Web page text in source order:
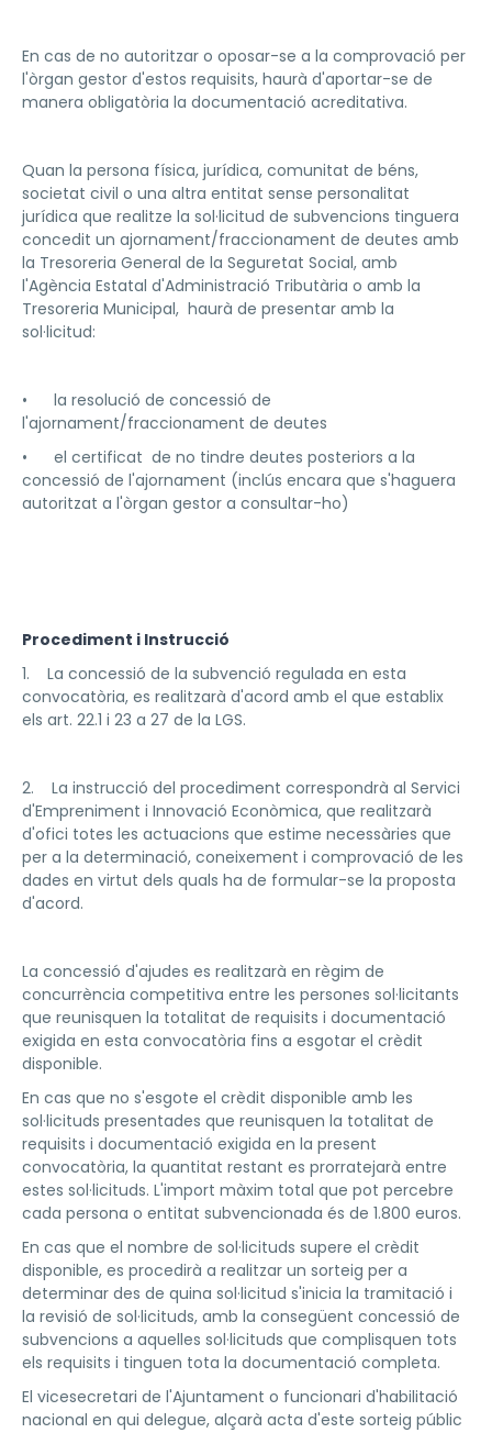
En cas de no autoritzar o oposar-se a la comprovació per
l'òrgan gestor d'estos requisits, haurà d'aportar-se de
manera obligatòria la documentació acreditativa.
Quan la persona física, jurídica, comunitat de béns,
societat civil o una altra entitat sense personalitat
jurídica que realitze la sol·licitud de subvencions tinguera
concedit un ajornament/fraccionament de deutes amb
la Tresoreria General de la Seguretat Social, amb
l'Agència Estatal d'Administració Tributària o amb la
Tresoreria Municipal, haurà de presentar amb la
sol·licitud:
• la resolució de concessió de
l'ajornament/fraccionament de deutes
• el certificat de no tindre deutes posteriors a la
concessió de l'ajornament (inclús encara que s'haguera
autoritzat a l'òrgan gestor a consultar-ho)
Procediment i Instrucció
1. La concessió de la subvenció regulada en esta
convocatòria, es realitzarà d'acord amb el que establix
els art. 22.1 i 23 a 27 de la LGS.
2. La instrucció del procediment correspondrà al Servici
d'Empreniment i Innovació Econòmica, que realitzarà
d'ofici totes les actuacions que estime necessàries que
per a la determinació, coneixement i comprovació de les
dades en virtut dels quals ha de formular-se la proposta
d'acord.
La concessió d'ajudes es realitzarà en règim de
concurrència competitiva entre les persones sol·licitants
que reunisquen la totalitat de requisits i documentació
exigida en esta convocatòria fins a esgotar el crèdit
disponible.
En cas que no s'esgote el crèdit disponible amb les
sol·licituds presentades que reunisquen la totalitat de
requisits i documentació exigida en la present
convocatòria, la quantitat restant es prorratejarà entre
estes sol·licituds. L'import màxim total que pot percebre
cada persona o entitat subvencionada és de 1.800 euros.
En cas que el nombre de sol·licituds supere el crèdit
disponible, es procedirà a realitzar un sorteig per a
determinar des de quina sol·licitud s'inicia la tramitació i
la revisió de sol·licituds, amb la consegüent concessió de
subvencions a aquelles sol·licituds que complisquen tots
els requisits i tinguen tota la documentació completa.
El vicesecretari de l'Ajuntament o funcionari d'habilitació
nacional en qui delegue, alçarà acta d'este sorteig públic